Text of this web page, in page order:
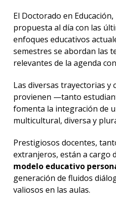
El Doctorado en
propuesta al día con las
enfoques educativos
semestres se abordan las
relevantes de la agenda
Las diversas trayectorias y
provienen —tanto
fomenta la integración de
multicultural, diversa y
Prestigiosos docentes,
extranjeros, están a cargo
modelo educativo
generación de fluidos
valiosos en las aulas.